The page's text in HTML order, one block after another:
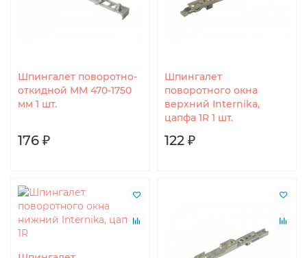
Шпингалет поворотно-
откидной MM 470-1750
мм 1 шт.
176 ₽
Шпингалет
поворотного окна
верхний Internika,
цапфа 1R 1 шт.
122 ₽